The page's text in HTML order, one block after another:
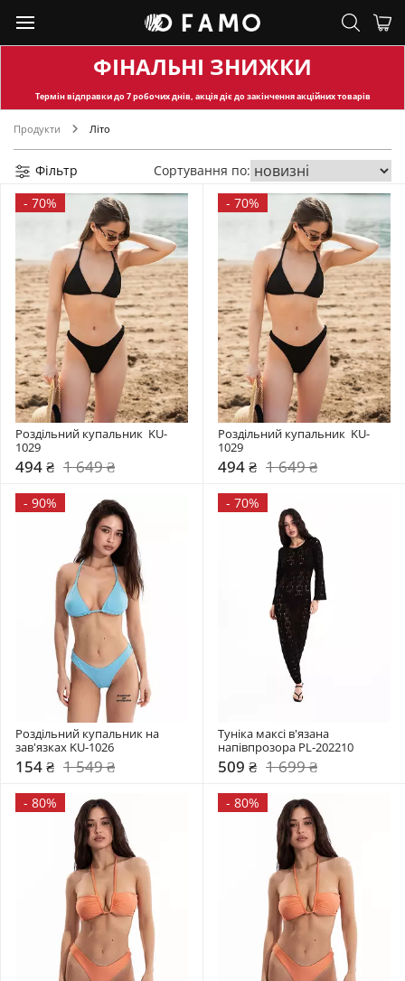
ФІНАЛЬНІ ЗНИЖКИ
Термін відправкидо 7 робочих днів, акція діє до закінчення акційних товарів
Продукти Літо
Фільтр
Сортування по:
- 70%
Роздільний купальник  KU-
1029
494 ₴ 1 649 ₴
- 70%
Роздільний купальник  KU-
1029
494 ₴ 1 649 ₴
- 90%
Роздільний купальник на
зав'язках KU-1026
154 ₴ 1 549 ₴
- 70%
Туніка максі в'язана
напівпрозора PL-202210
509 ₴ 1 699 ₴
- 80% - 80%